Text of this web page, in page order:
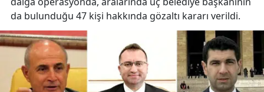
da bulunduğu 47 kişi hakkında gözaltı kararı verildi.